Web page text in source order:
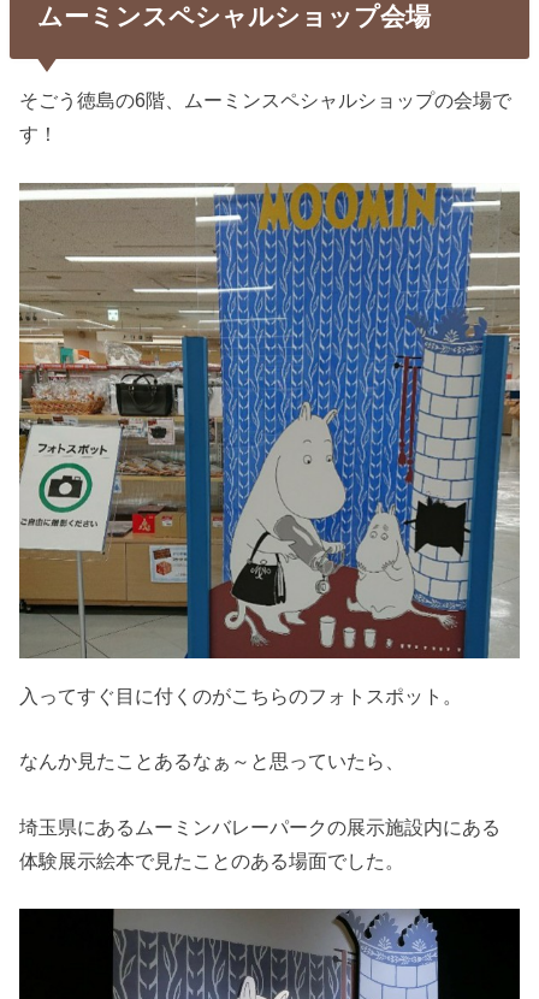
ムーミンスペシャルショップ会場
そごう徳島の6階、ムーミンスペシャルショップの会場で
す！
入ってすぐ目に付くのがこちらのフォトスポット。
なんか見たことあるなぁ～と思っていたら、
埼玉県にあるムーミンバレーパークの展示施設内にある
体験展示絵本で見たことのある場面でした。